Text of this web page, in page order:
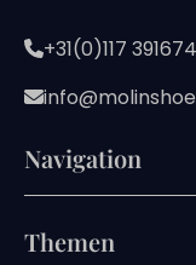
+31(0)117 391674
Navigation
Themen